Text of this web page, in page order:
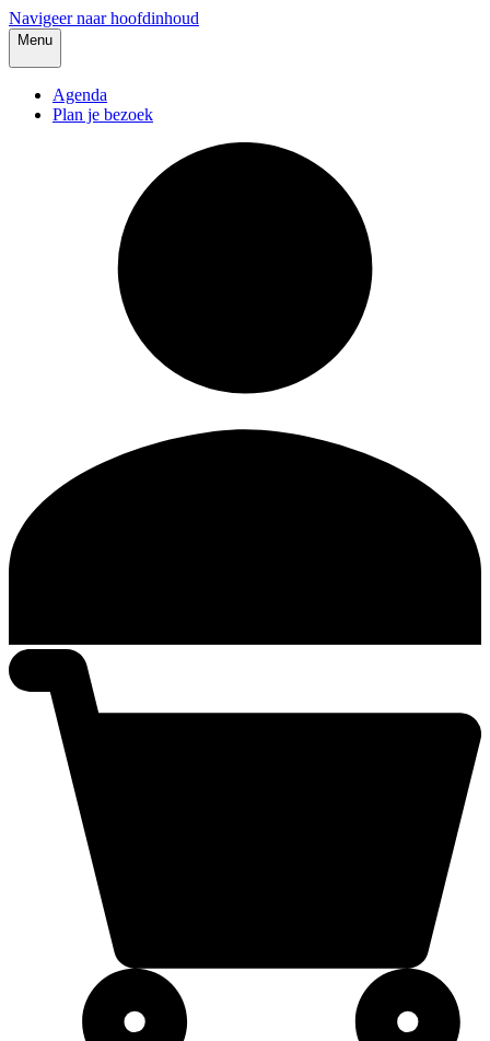
Navigeer naar hoofdinhoud
Menu
Agenda
Plan je bezoek